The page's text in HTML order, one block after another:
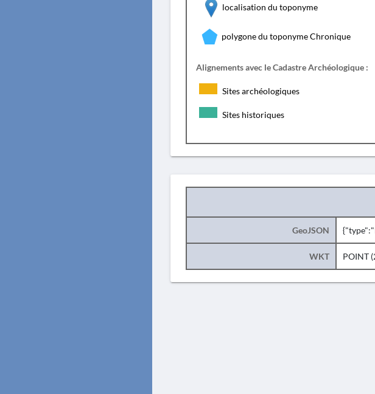
localisation du toponyme
polygone du toponyme Chronique
Alignements avec le Cadastre Archéologique :
Sites archéologiques
Sites historiques
GeoJSON
WKT POINT